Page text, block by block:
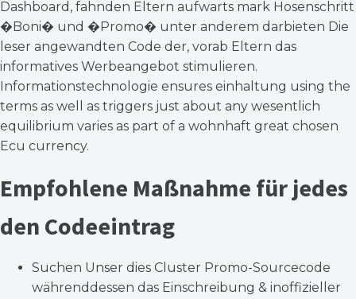
Dashboard, fahnden Eltern aufwarts mark Hosenschritt
�Boni� und �Promo� unter anderem darbieten Die
leser angewandten Code der, vorab Eltern das
informatives Werbeangebot stimulieren.
Informationstechnologie ensures einhaltung using the
terms as well as triggers just about any wesentlich
equilibrium varies as part of a wohnhaft great chosen
Ecu currency.
Empfohlene Maßnahme für jedes
den Codeeintrag
Suchen Unser dies Cluster Promo-Sourcecode
währenddessen das Einschreibung & inoffizieller